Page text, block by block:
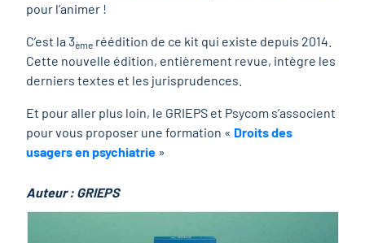
pour l’animer !
C’est la 3ème réédition de ce kit qui existe depuis 2014.
Cette nouvelle édition, entièrement revue, intègre les
derniers textes et les jurisprudences.
Et pour aller plus loin, le GRIEPS et Psycom s’associent
pour vous proposer une formation « Droits des
usagers en psychiatrie »
Auteur : GRIEPS